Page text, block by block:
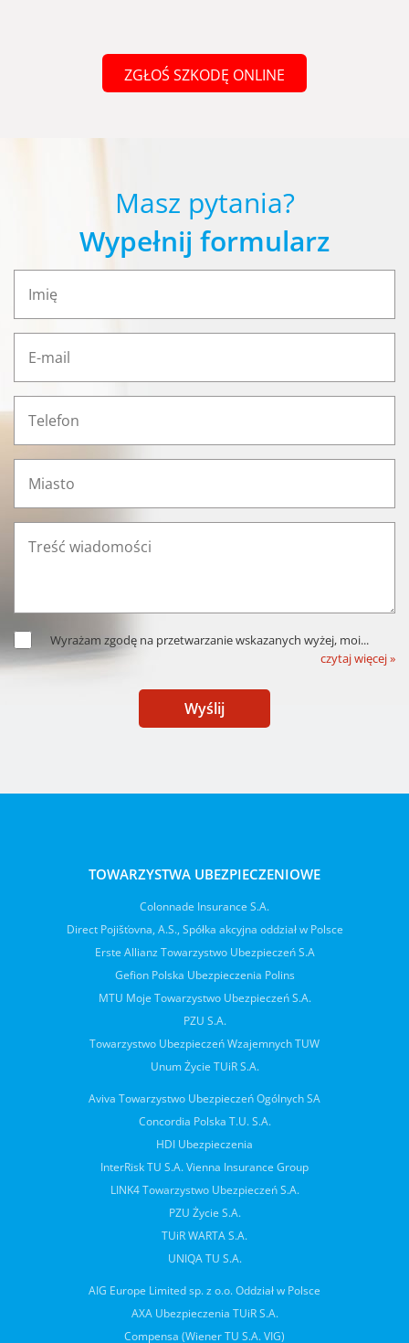
ZGŁOŚ SZKODĘ ONLINE
Masz pytania?
Wypełnij formularz
Wyrażam zgodę na przetwarzanie wskazanych wyżej, moi...
czytaj więcej »
Wyślij
TOWARZYSTWA UBEZPIECZENIOWE
Colonnade Insurance S.A.
Direct Pojišťovna, A.S., Spółka akcyjna oddział w Polsce
Erste Allianz Towarzystwo Ubezpieczeń S.A
Gefion Polska Ubezpieczenia Polins
MTU Moje Towarzystwo Ubezpieczeń S.A.
PZU S.A.
Towarzystwo Ubezpieczeń Wzajemnych TUW
Unum Życie TUiR S.A.
Aviva Towarzystwo Ubezpieczeń Ogólnych SA
Concordia Polska T.U. S.A.
HDI Ubezpieczenia
InterRisk TU S.A. Vienna Insurance Group
LINK4 Towarzystwo Ubezpieczeń S.A.
PZU Życie S.A.
TUiR WARTA S.A.
UNIQA TU S.A.
AIG Europe Limited sp. z o.o. Oddział w Polsce
AXA Ubezpieczenia TUiR S.A.
Compensa (Wiener TU S.A. VIG)